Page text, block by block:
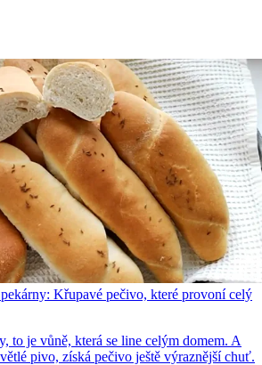
Křupavé pečivo, které provoní celý
to je vůně, která se line celým domem. A
pivo, získá pečivo ještě výraznější chuť.